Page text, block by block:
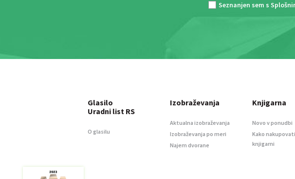
Seznanjen sem s
Glasilo
Uradni list RS
O glasilu
Izobraževanja
Aktualna izobraževanja
Izobraževanja po meri
Najem dvorane
Knjigarna
Novo v ponudbi
Kako
knjigarni